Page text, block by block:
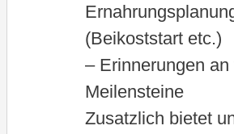
(Beikoststart etc.)
– Erinnerungen
Meilensteine
Zusatzlich bietet